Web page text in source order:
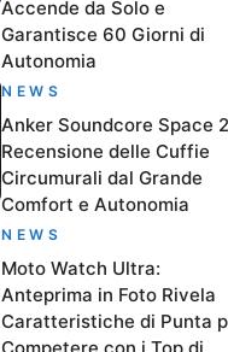
Accende da Solo e
Garantisce 60 Giorni di
Autonomia
NEWS
Anker Soundcore Space
Recensione delle Cuffie
Circumurali dal Grande
Comfort e Autonomia
NEWS
Moto Watch Ultra:
Anteprima in Foto Rivela
Caratteristiche di Punta